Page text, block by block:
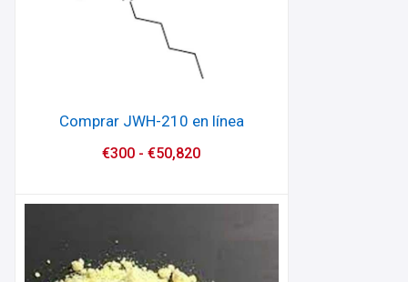
Comprar JWH-210 en línea
€300 -€50,820